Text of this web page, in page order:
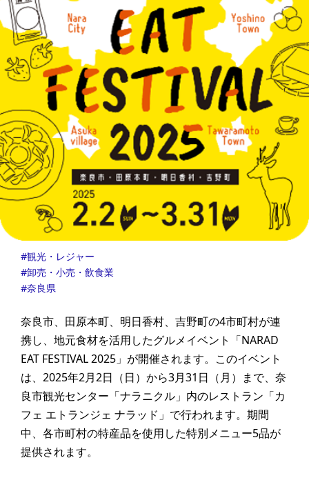
観光・レジャー
卸売・小売・飲食業
奈良県
奈良市、田原本町、明日香村、吉野町の4市町村が連
携し、地元食材を活用したグルメイベント「NARAD
EAT FESTIVAL 2025」が開催されます。このイベント
は、2025年2月2日（日）から3月31日（月）まで、奈
良市観光センター「ナラニクル」内のレストラン「カ
フェ エトランジェ ナラッド」で行われます。期間
中、各市町村の特産品を使用した特別メニュー5品が
提供されます。